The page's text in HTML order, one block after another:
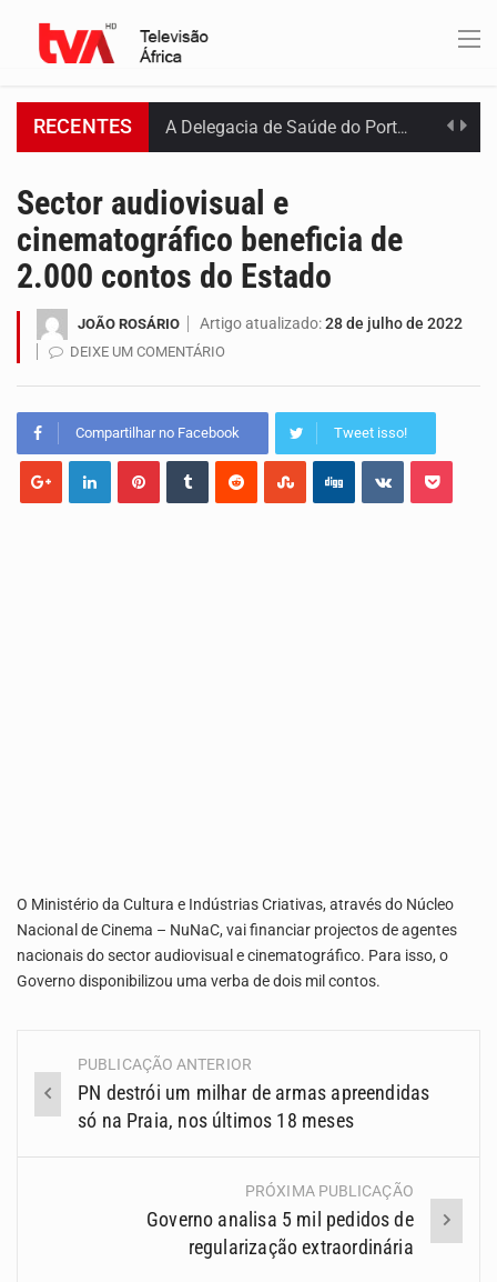
RECENTES O programa LPA e Você, apresentado por Lilian Primo Albuquerque, o único programa de empreendedorismo…
A campanha agrícola arrancou de forma lenta em Santiago. A irregularidade das chuvas está a…
Uma produção especial do Grupo de Mídia da China e da TVA. Venha conhecer o…
Sector audiovisual e
cinematográfico beneficia de
2.000 contos do Estado
JOÃO ROSÁRIO Artigo atualizado:28 de julho de 2022
DEIXE UM COMENTÁRIO
Compartilhar no Facebook Tweet isso!
O Ministério da Cultura e Indústrias Criativas, através do Núcleo
Nacional de Cinema – NuNaC, vai financiar projectos de agentes
nacionais do sector audiovisual e cinematográfico. Para isso, o
Governo disponibilizou uma verba de dois mil contos.
Navegação
(Posts)
PUBLICAÇÃO ANTERIOR
PN destrói um milhar de armas apreendidas
só na Praia, nos últimos 18 meses
PRÓXIMA PUBLICAÇÃO
Governo analisa 5 mil pedidos de
regularização extraordinária